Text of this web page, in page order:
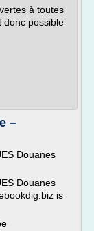
à toutes
donc possible
–
Douanes
Douanes
is